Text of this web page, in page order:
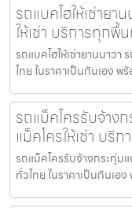
รถแบคโฮให้เช่ายา
ให้เช่า บริการทุกพื้
รถแบคโฮให้เช่ายานนาวา
ไทย ในราคาเป็นกันเอง
รถแม็คโครรับจ้าง
แม็คโครให้เช่า บริ
รถแม็คโครรับจ้างกระทุ่ม
ทั่วไทย ในราคาเป็นกันเ